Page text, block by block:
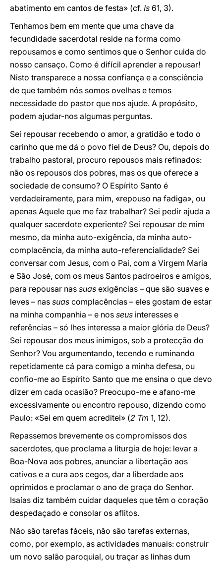
abatimento em cantos de festa» (cf. Is 61, 3).
Tenhamos bem em mente que uma chave da
fecundidade sacerdotal reside na forma como
repousamos e como sentimos que o Senhor cuida do
nosso cansaço. Como é difícil aprender a repousar!
Nisto transparece a nossa confiança e a consciência
de que também nós somos ovelhas e temos
necessidade do pastor que nos ajude. A propósito,
podem ajudar-nos algumas perguntas.
Sei repousar recebendo o amor, a gratidão e todo o
carinho que me dá o povo fiel de Deus? Ou, depois do
trabalho pastoral, procuro repousos mais refinados:
não os repousos dos pobres, mas os que oferece a
sociedade de consumo? O Espírito Santo é
verdadeiramente, para mim, «repouso na fadiga», ou
apenas Aquele que me faz trabalhar? Sei pedir ajuda a
qualquer sacerdote experiente? Sei repousar de mim
mesmo, da minha auto-exigência, da minha auto-
complacência, da minha auto-referencialidade? Sei
conversar com Jesus, com o Pai, com a Virgem Maria
e São José, com os meus Santos padroeiros e amigos,
para repousar nas suas exigências – que são suaves e
leves – nas suas complacências – eles gostam de estar
na minha companhia – e nos seus interesses e
referências – só lhes interessa a maior glória de Deus?
Sei repousar dos meus inimigos, sob a protecção do
Senhor? Vou argumentando, tecendo e ruminando
repetidamente cá para comigo a minha defesa, ou
confio-me ao Espírito Santo que me ensina o que devo
dizer em cada ocasião? Preocupo-me e afano-me
excessivamente ou encontro repouso, dizendo como
Paulo: «Sei em quem acreditei» (2 Tm 1, 12).
Repassemos brevemente os compromissos dos
sacerdotes, que proclama a liturgia de hoje: levar a
Boa-Nova aos pobres, anunciar a libertação aos
cativos e a cura aos cegos, dar a liberdade aos
oprimidos e proclamar o ano de graça do Senhor.
Isaías diz também cuidar daqueles que têm o coração
despedaçado e consolar os aflitos.
Não são tarefas fáceis, não são tarefas externas,
como, por exemplo, as actividades manuais: construir
um novo salão paroquial, ou traçar as linhas dum